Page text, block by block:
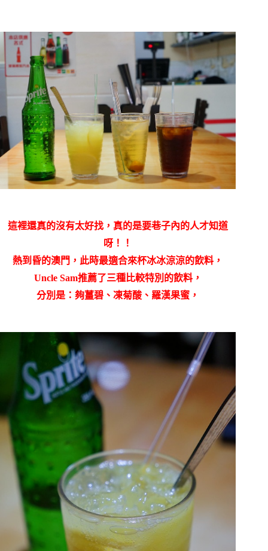
這裡還真的沒有太好找，真的是要巷子內的人才知道
呀！！
熱到昏的澳門，此時最適合來杯冰冰涼涼的飲料，
Uncle Sam推薦了三種比較特別的飲料，
分別是：夠薑碧、凍菊酸、羅漢果蜜，